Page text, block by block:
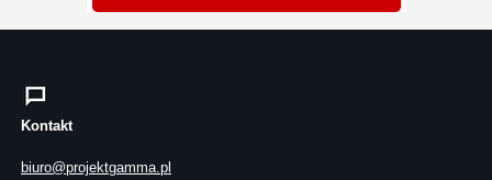
Kontakt
biuro@projektgamma.pl